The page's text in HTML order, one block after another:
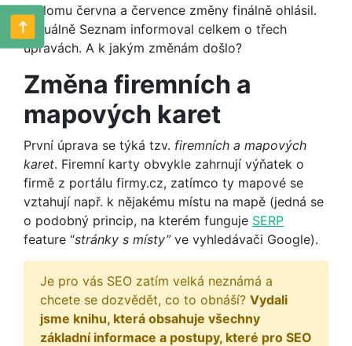
přelomu června a července změny finálně ohlásil.
Aktuálně Seznam informoval celkem o třech
úpravách. A k jakým změnám došlo?
Změna firemních a
mapových karet
První úprava se týká tzv. firemních a mapových
karet. Firemní karty obvykle zahrnují výňatek o
firmě z portálu firmy.cz, zatímco ty mapové se
vztahují např. k nějakému místu na mapě (jedná se
o podobný princip, na kterém funguje SERP
feature “stránky s místy”ve vyhledávači Google).
Je pro vás SEO zatím velká neznámá a
chcete se dozvědět, co to obnáší? Vydali
jsme knihu, která obsahuje všechny
základní informace a postupy, které pro SEO